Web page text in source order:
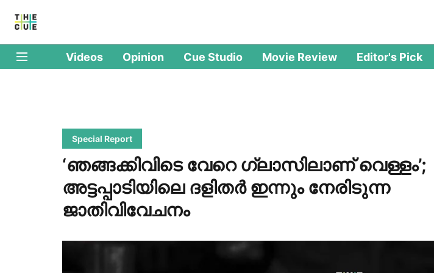
Videos Opinion Cue Studio Movie Review Editor's Pick
Special Report
‘ഞങ്ങക്കിവിടെ വേറെ ഗ്ലാസിലാണ് വെള്ളം’;
അട്ടപ്പാടിയിലെ ദളിതര്‍ ഇന്നും നേരിടുന്ന
ജാതിവിവേചനം